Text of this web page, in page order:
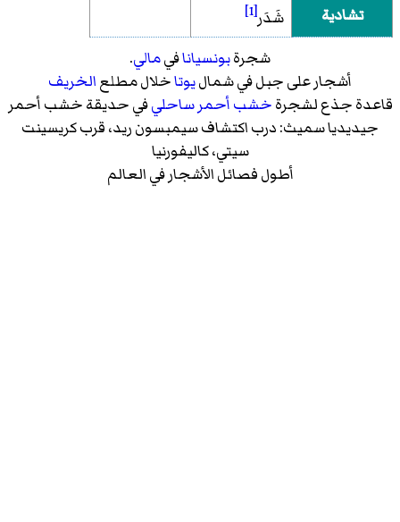
تشادية شَدَر[1]
شجرةبونسيانافيمالي.
أشجار على جبل في شماليوتاخلال مطلعالخريف
قاعدة جذع لشجرةخشب أحمر ساحليفيحديقة خشب أحمر
جيديديا سميث: درب اكتشاف سيمبسون ريد، قربكريسينت
سيتي، كاليفورنيا
أطول فصائل الأشجار في العالم